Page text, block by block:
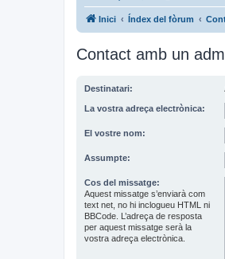
Inici Índex del fòrum
Contact amb un
Destinatari:
La vostra adreça electrònica:
El vostre nom:
Assumpte:
Cos del missatge:
Aquest missatge s’enviarà com
text net, no hi inclogueu HTML ni
BBCode. L’adreça de resposta
per aquest missatge serà la
vostra adreça electrònica.